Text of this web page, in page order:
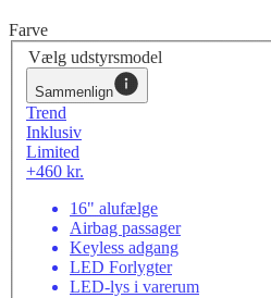
Farve
Vælg udstyrsmodel
Sammenlign
Trend
Inklusiv
Limited
+460 kr.
16" alufælge
Airbag passager
Keyless adgang
LED Forlygter
LED-lys i varerum